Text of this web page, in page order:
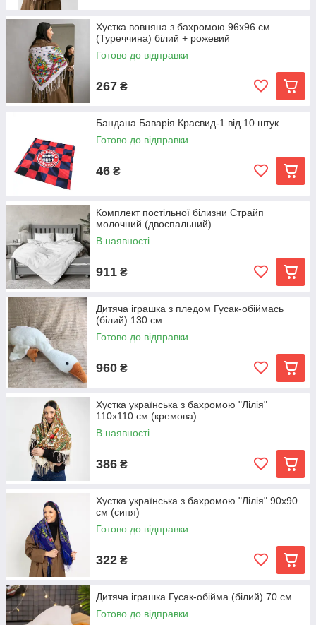
Хустка вовняна з бахромою 96х96 см.
(Туреччина) білий + рожевий
Готово до відправки
267 ₴
Бандана Баварія Краєвид-1 від 10 штук
Готово до відправки
46 ₴
Комплект постільної білизни Страйп
молочний (двоспальний)
В наявності
911 ₴
Дитяча іграшка з пледом Гусак-обіймась
(білий) 130 см.
Готово до відправки
960 ₴
Хустка українська з бахромою "Лілія"
110х110 см (кремова)
В наявності
386 ₴
Хустка українська з бахромою "Лілія" 90х90
см (синя)
Готово до відправки
322 ₴
Дитяча іграшка Гусак-обійма (білий) 70 см.
Готово до відправки